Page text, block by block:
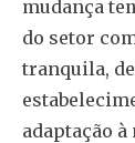
mudança
do setor
tranquila,
adaptação